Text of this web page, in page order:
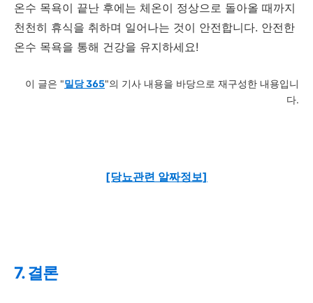
온수 목욕이 끝난 후에는 체온이 정상으로 돌아올 때까지
천천히 휴식을 취하며 일어나는 것이 안전합니다. 안전한
온수 목욕을 통해 건강을 유지하세요!
이 글은 "밀당 365"의 기사 내용을 바당으로 재구성한 내용입니
다.
[당뇨관련 알짜정보]
7. 결론